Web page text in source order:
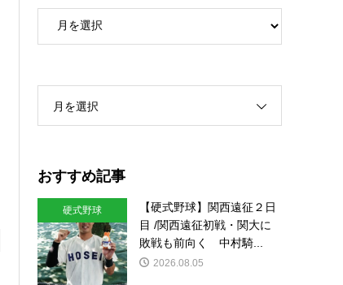
月を選択
おすすめ記事
硬式野球
【硬式野球】関西遠征２日
目 /関西遠征初戦・関大に
敗戦も前向く 中村騎...
2026.08.05